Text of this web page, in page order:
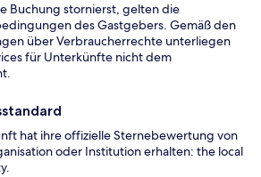
Buchung stornierst, gelten die
des Gastgebers. Gemäß den
über Verbraucherrechte unterliegen
für Unterkünfte nicht dem
hat ihre offizielle Sternebewertung von
oder Institution erhalten: the local